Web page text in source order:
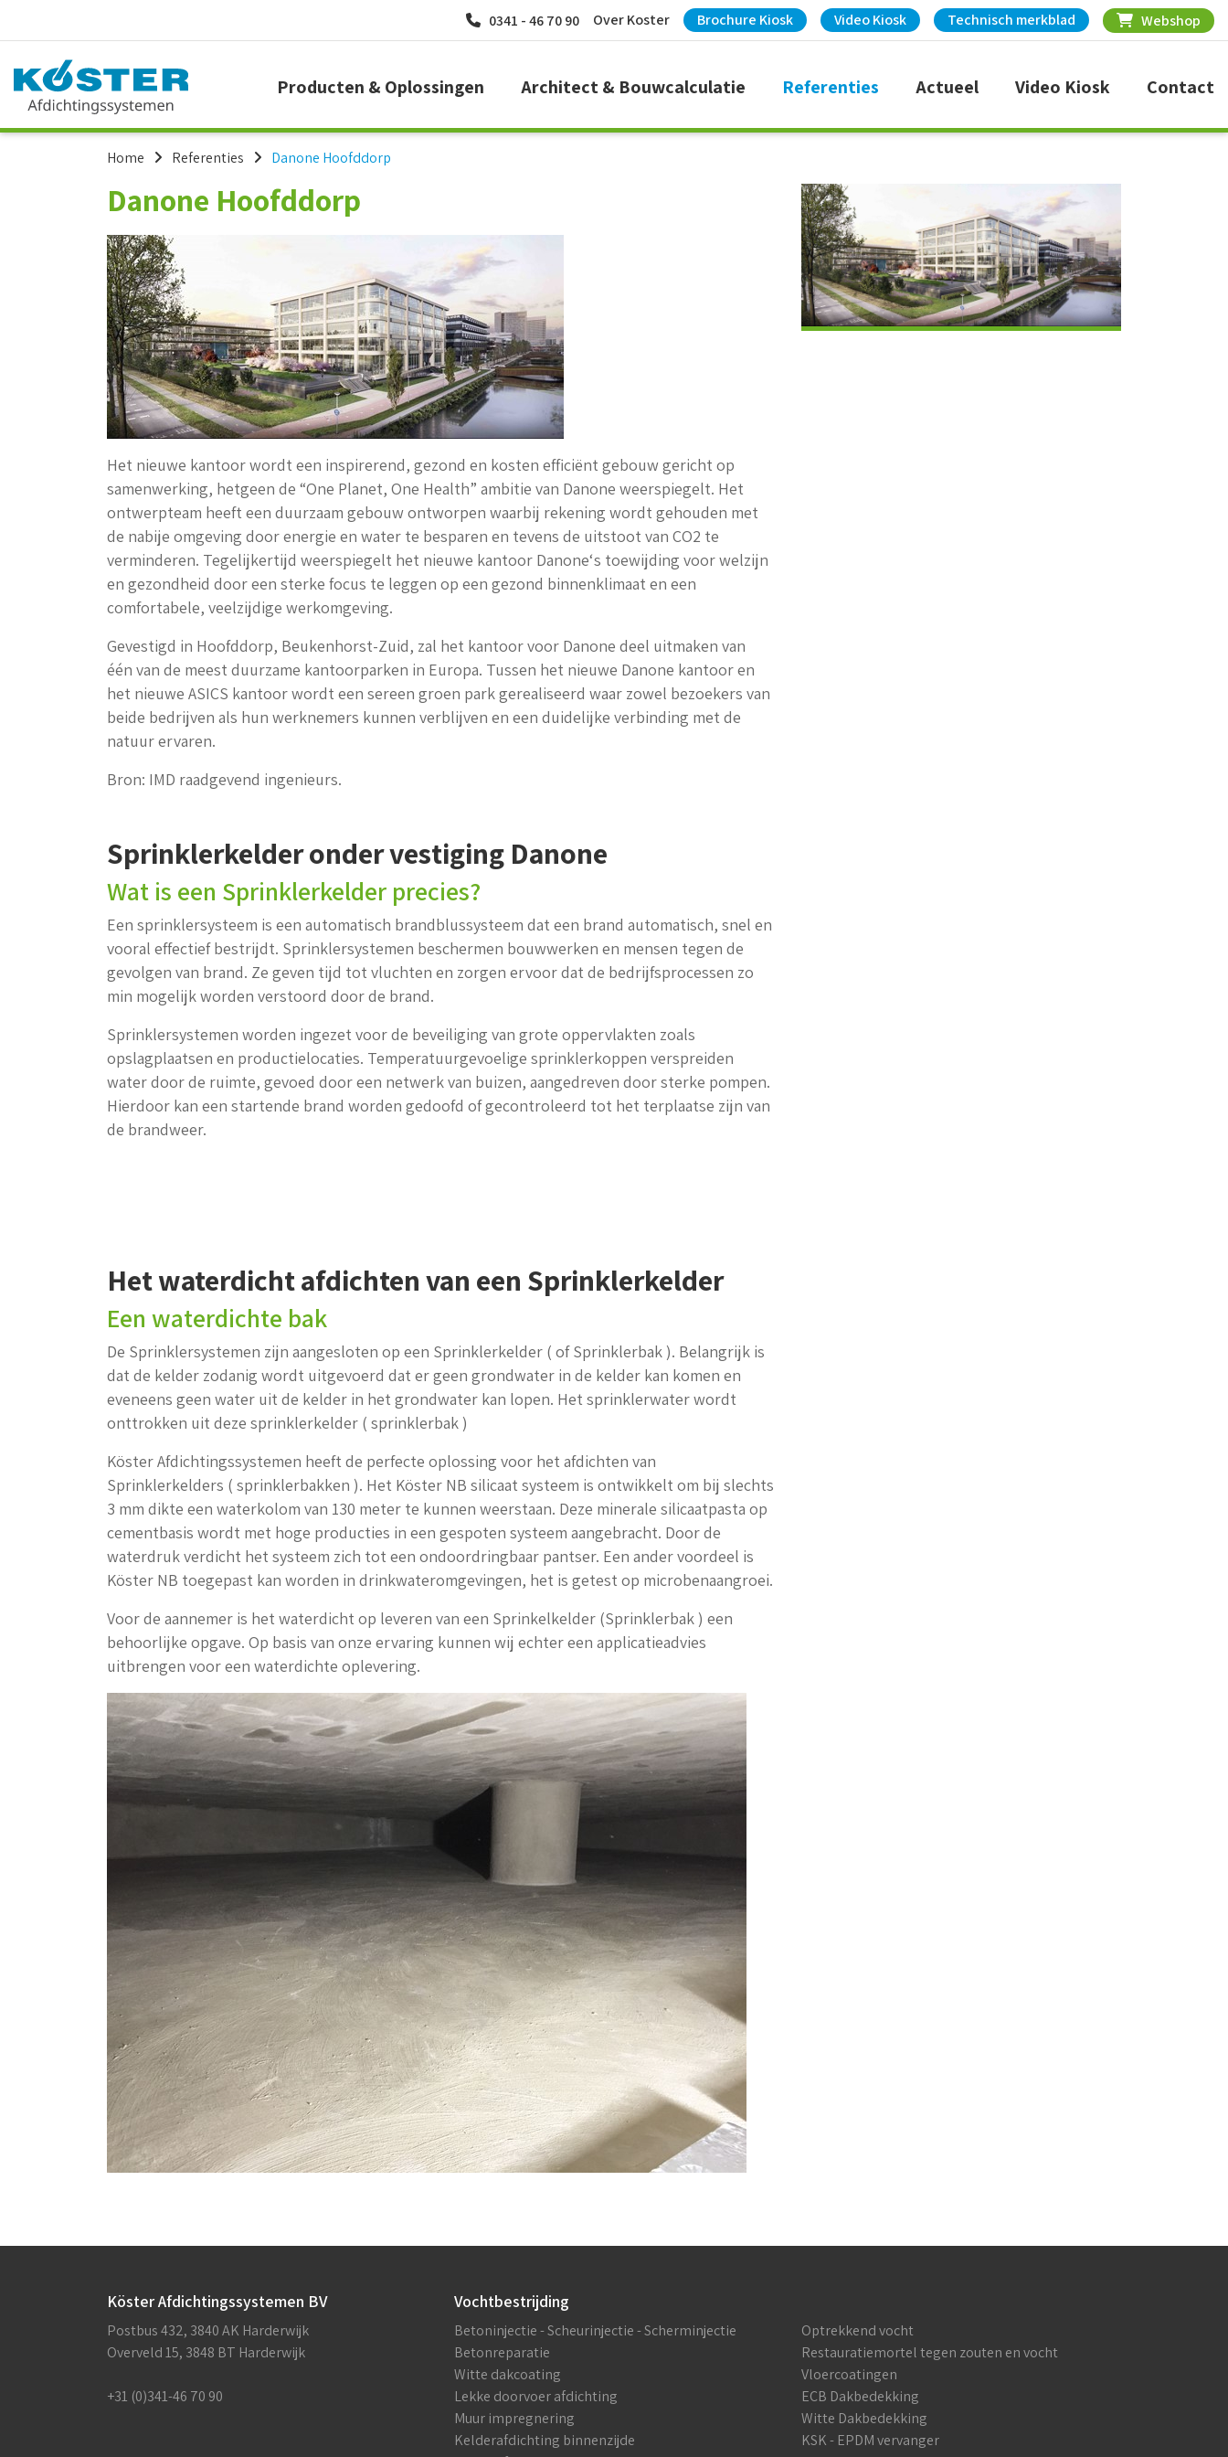
0341 - 46 70 90 Over Koster Brochure Kiosk Video Kiosk Technisch merkblad Webshop
Producten & Oplossingen Architect & Bouwcalculatie Referenties Actueel Video Kiosk Contact
Home Referenties Danone Hoofddorp
Danone Hoofddorp
Het nieuwe kantoor wordt een inspirerend, gezond en kosten efficiënt gebouw gericht op
samenwerking, hetgeen de “One Planet, One Health” ambitie van Danone weerspiegelt. Het
ontwerpteam heeft een duurzaam gebouw ontworpen waarbij rekening wordt gehouden met
de nabije omgeving door energie en water te besparen en tevens de uitstoot van CO2 te
verminderen. Tegelijkertijd weerspiegelt het nieuwe kantoor Danone‘s toewijding voor welzijn
en gezondheid door een sterke focus te leggen op een gezond binnenklimaat en een
comfortabele, veelzijdige werkomgeving.
Gevestigd in Hoofddorp, Beukenhorst-Zuid, zal het kantoor voor Danone deel uitmaken van
één van de meest duurzame kantoorparken in Europa. Tussen het nieuwe Danone kantoor en
het nieuwe ASICS kantoor wordt een sereen groen park gerealiseerd waar zowel bezoekers van
beide bedrijven als hun werknemers kunnen verblijven en een duidelijke verbinding met de
natuur ervaren.
Bron: IMD raadgevend ingenieurs.
Sprinklerkelder onder vestiging Danone
Wat is een Sprinklerkelder precies?
Een sprinklersysteem is een automatisch brandblussysteem dat een brand automatisch, snel en
vooral effectief bestrijdt. Sprinklersystemen beschermen bouwwerken en mensen tegen de
gevolgen van brand. Ze geven tijd tot vluchten en zorgen ervoor dat de bedrijfsprocessen zo
min mogelijk worden verstoord door de brand.
Sprinklersystemen worden ingezet voor de beveiliging van grote oppervlakten zoals
opslagplaatsen en productielocaties. Temperatuurgevoelige sprinklerkoppen verspreiden
water door de ruimte, gevoed door een netwerk van buizen, aangedreven door sterke pompen.
Hierdoor kan een startende brand worden gedoofd of gecontroleerd tot het terplaatse zijn van
de brandweer.
Het waterdicht afdichten van een Sprinklerkelder
Een waterdichte bak
De Sprinklersystemen zijn aangesloten op een Sprinklerkelder ( of Sprinklerbak ). Belangrijk is
dat de kelder zodanig wordt uitgevoerd dat er geen grondwater in de kelder kan komen en
eveneens geen water uit de kelder in het grondwater kan lopen. Het sprinklerwater wordt
onttrokken uit deze sprinklerkelder ( sprinklerbak )
Köster Afdichtingssystemen heeft de perfecte oplossing voor het afdichten van
Sprinklerkelders ( sprinklerbakken ). Het Köster NB silicaat systeem is ontwikkelt om bij slechts
3 mm dikte een waterkolom van 130 meter te kunnen weerstaan. Deze minerale silicaatpasta op
cementbasis wordt met hoge producties in een gespoten systeem aangebracht. Door de
waterdruk verdicht het systeem zich tot een ondoordringbaar pantser. Een ander voordeel is
Köster NB toegepast kan worden in drinkwateromgevingen, het is getest op microbenaangroei.
Voor de aannemer is het waterdicht op leveren van een Sprinkelkelder (Sprinklerbak ) een
behoorlijke opgave. Op basis van onze ervaring kunnen wij echter een applicatieadvies
uitbrengen voor een waterdichte oplevering.
Köster Afdichtingssystemen BV
Postbus 432, 3840 AK Harderwijk
Overveld 15, 3848 BT Harderwijk
+31 (0)341-46 70 90
Vochtbestrijding
Betoninjectie - Scheurinjectie - Scherminjectie
Betonreparatie
Witte dakcoating
Lekke doorvoer afdichting
Muur impregnering
Kelderafdichting binnenzijde
Optrekkend vocht
Restauratiemortel tegen zouten en vocht
Vloercoatingen
ECB Dakbedekking
Witte Dakbedekking
KSK - EPDM vervanger